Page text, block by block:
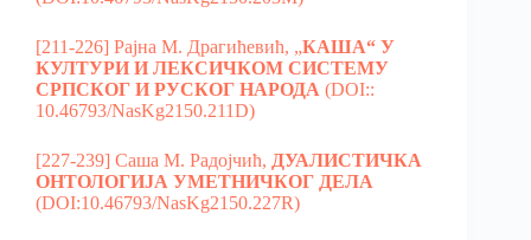
[211-226] Рајна М. Драгићевић, „КАША“ У
КУЛТУРИ И ЛЕКСИЧКОМ СИСТЕМУ
СРПСКОГ И РУСКОГ НАРОДА (DOI::
10.46793/NasKg2150.211D)
[227-239] Саша M. Радојчић, ДУАЛИСТИЧКА
ОНТОЛОГИЈА УМЕТНИЧКОГ ДЕЛА
(DOI:10.46793/NasKg2150.227R)